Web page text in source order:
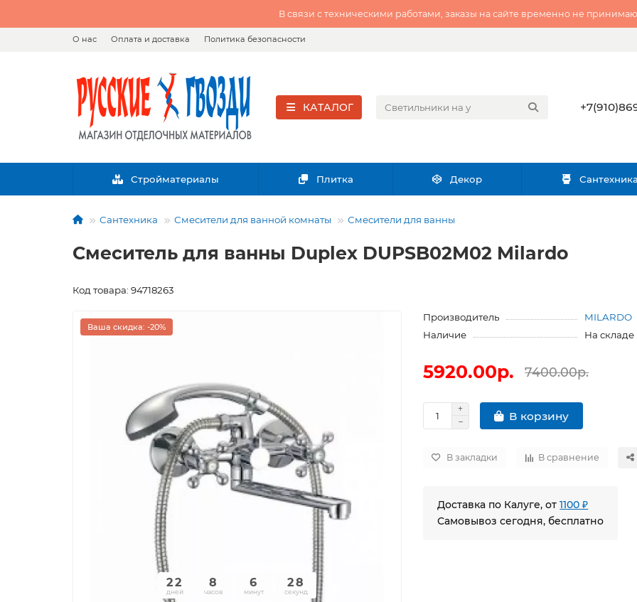
В связи с техническими работами, заказы на сайте временно не
О нас Оплата и доставка Политика безопасности
КАТАЛОГ
Стройматериалы Плитка Декор Сантехника
Сантехника Смесители для ванной комнаты Смесители для ванны
Смеситель для ванны Duplex DUPSB02M02 Milardo
Код товара: 94718263
Ваша скидка: -20%
22
дней
8
часов
6
минут
28
секунд
Производитель
MILARDO
Наличие
На складе
5920.00р. 7400.00р.
В корзину
В закладки В сравнение
Доставка по Калуге, от1100 ₽
Самовывоз сегодня, бесплатно